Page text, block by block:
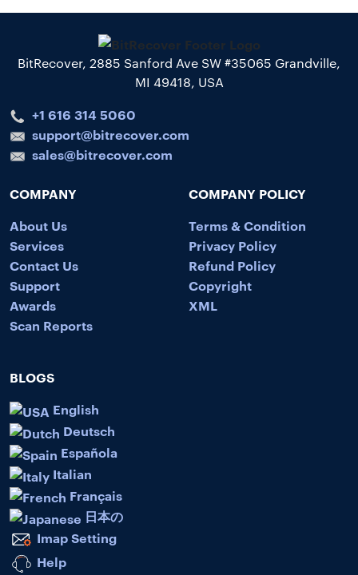
BitRecover, 2885 Sanford Ave SW #35065 Grandville,
MI 49418, USA
+1 616 314 5060
support@bitrecover.com
sales@bitrecover.com
COMPANY
About Us
Services
Contact Us
Support
Awards
Scan Reports
COMPANY POLICY
Terms & Condition
Privacy Policy
Refund Policy
Copyright
XML
BLOGS
English
Deutsch
Española
Italian
Français
日本の
Imap Setting
Help